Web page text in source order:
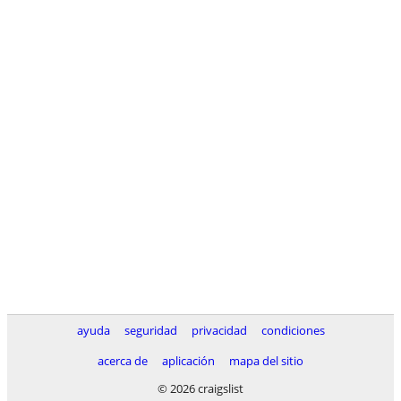
ayuda seguridad privacidad
condiciones
acerca de
aplicación
mapa del sitio
© 2026 craigslist